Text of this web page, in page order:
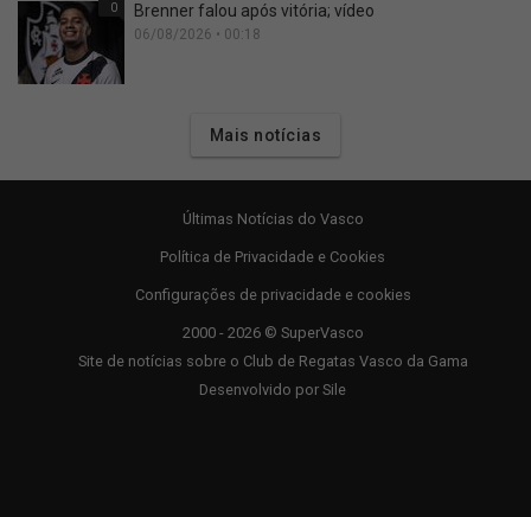
0 Brenner falou após vitória; vídeo
06/08/2026 • 00:18
Mais notícias
Últimas Notícias do Vasco
Política de Privacidade e Cookies
Configurações de privacidade e cookies
2000 - 2026 © SuperVasco
Site de notícias sobre o Club de Regatas Vasco da Gama
Desenvolvido por Sile